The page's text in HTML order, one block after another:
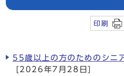
印刷
55歳以上の方のためのシニ
[2026年7月28日]